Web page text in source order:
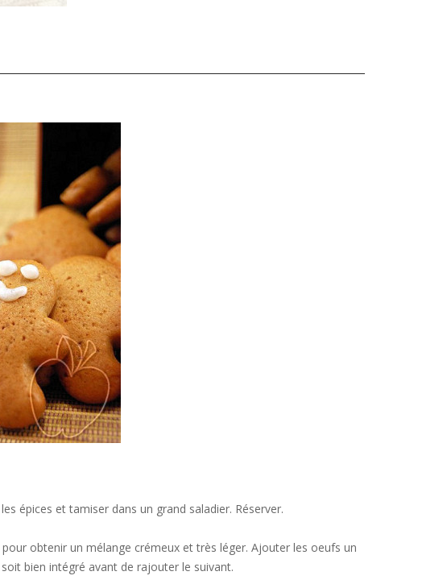
épices et tamiser dans un grand saladier. Réserver.
obtenir un mélange crémeux et très léger. Ajouter les oeufs un
bien intégré avant de rajouter le suivant.